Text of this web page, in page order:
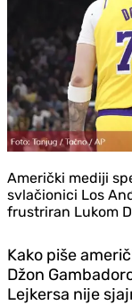
Američki mediji
svlačionici Los
frustriran Lukom
Kako piše
Džon
Lejkersa nije